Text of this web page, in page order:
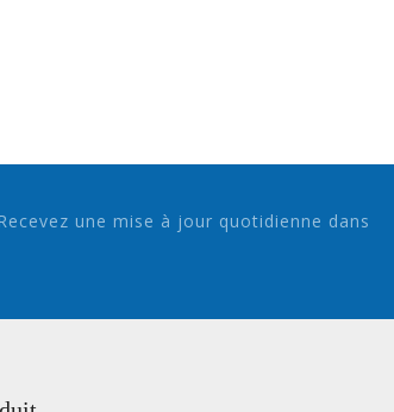
une mise à jour quotidienne dans